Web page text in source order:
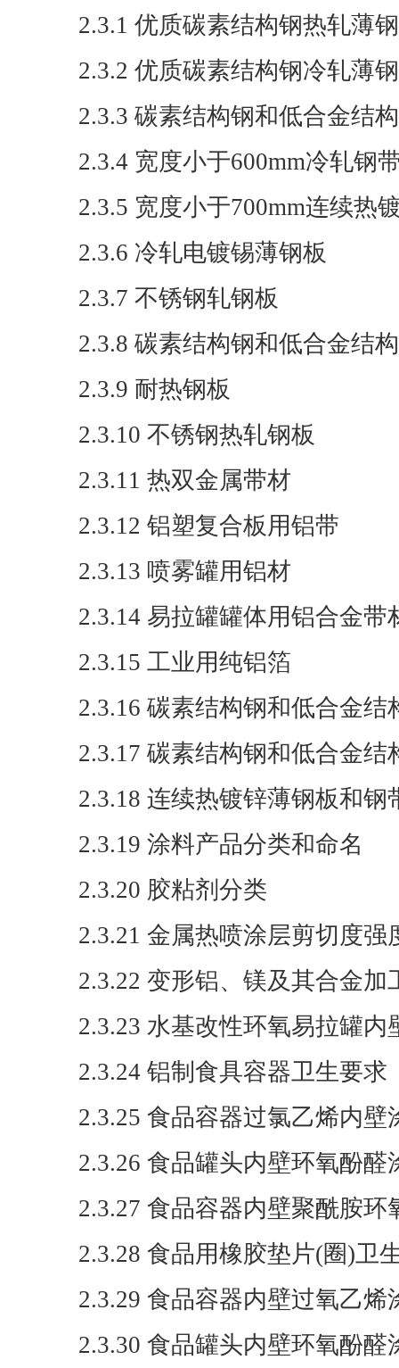
2.3.1 优质碳素结构钢热轧薄
2.3.2 优质碳素结构钢冷轧薄
2.3.3 碳素结构钢和低合金结
2.3.4 宽度小于600mm冷轧钢
2.3.5 宽度小于700mm连续热
2.3.6 冷轧电镀锡薄钢板
2.3.7 不锈钢轧钢板
2.3.8 碳素结构钢和低合金结
2.3.9 耐热钢板
2.3.10 不锈钢热轧钢板
2.3.11 热双金属带材
2.3.12 铝塑复合板用铝带
2.3.13 喷雾罐用铝材
2.3.14 易拉罐罐体用铝合金带
2.3.15 工业用纯铝箔
2.3.16 碳素结构钢和低合金
2.3.17 碳素结构钢和低合金
2.3.18 连续热镀锌薄钢板和钢
2.3.19 涂料产品分类和命名
2.3.20 胶粘剂分类
2.3.21 金属热喷涂层剪切度强
2.3.22 变形铝、镁及其合金
2.3.23 水基改性环氧易拉罐内
2.3.24 铝制食具容器卫生要求
2.3.25 食品容器过氯乙烯内壁
2.3.26 食品罐头内壁环氧酚醛
2.3.27 食品容器内壁聚酰胺
2.3.28 食品用橡胶垫片(圈)卫
2.3.29 食品容器内壁过氧乙
2.3.30 食品罐头内壁环氧酚